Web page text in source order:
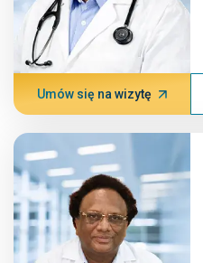
Umów się na wizytę